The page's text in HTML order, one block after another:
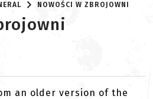
NOWOŚCI W ZBROJOWNI
an older version of the